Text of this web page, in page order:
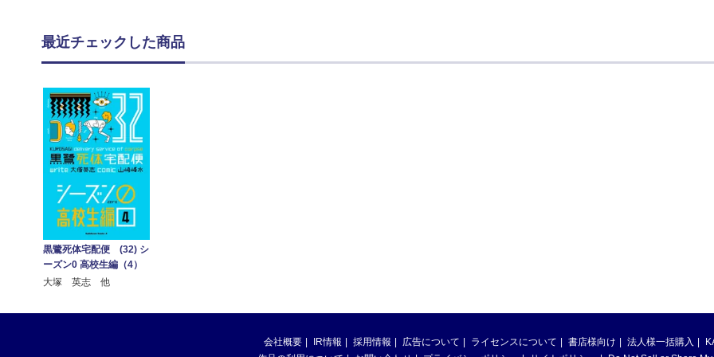
最近チェックした商品
黒鷺死体宅配便 (32) シ
ーズン0 高校生編（4）
大塚 英志 他
会社概要 IR情報 採用情報 広告について ライセンスについて 書店様向け 法人様一括購入